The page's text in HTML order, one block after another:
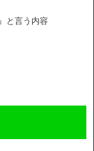
と言う内容